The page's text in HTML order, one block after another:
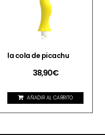
la cola de picachu
38,90€
AÑADIR AL CARRITO